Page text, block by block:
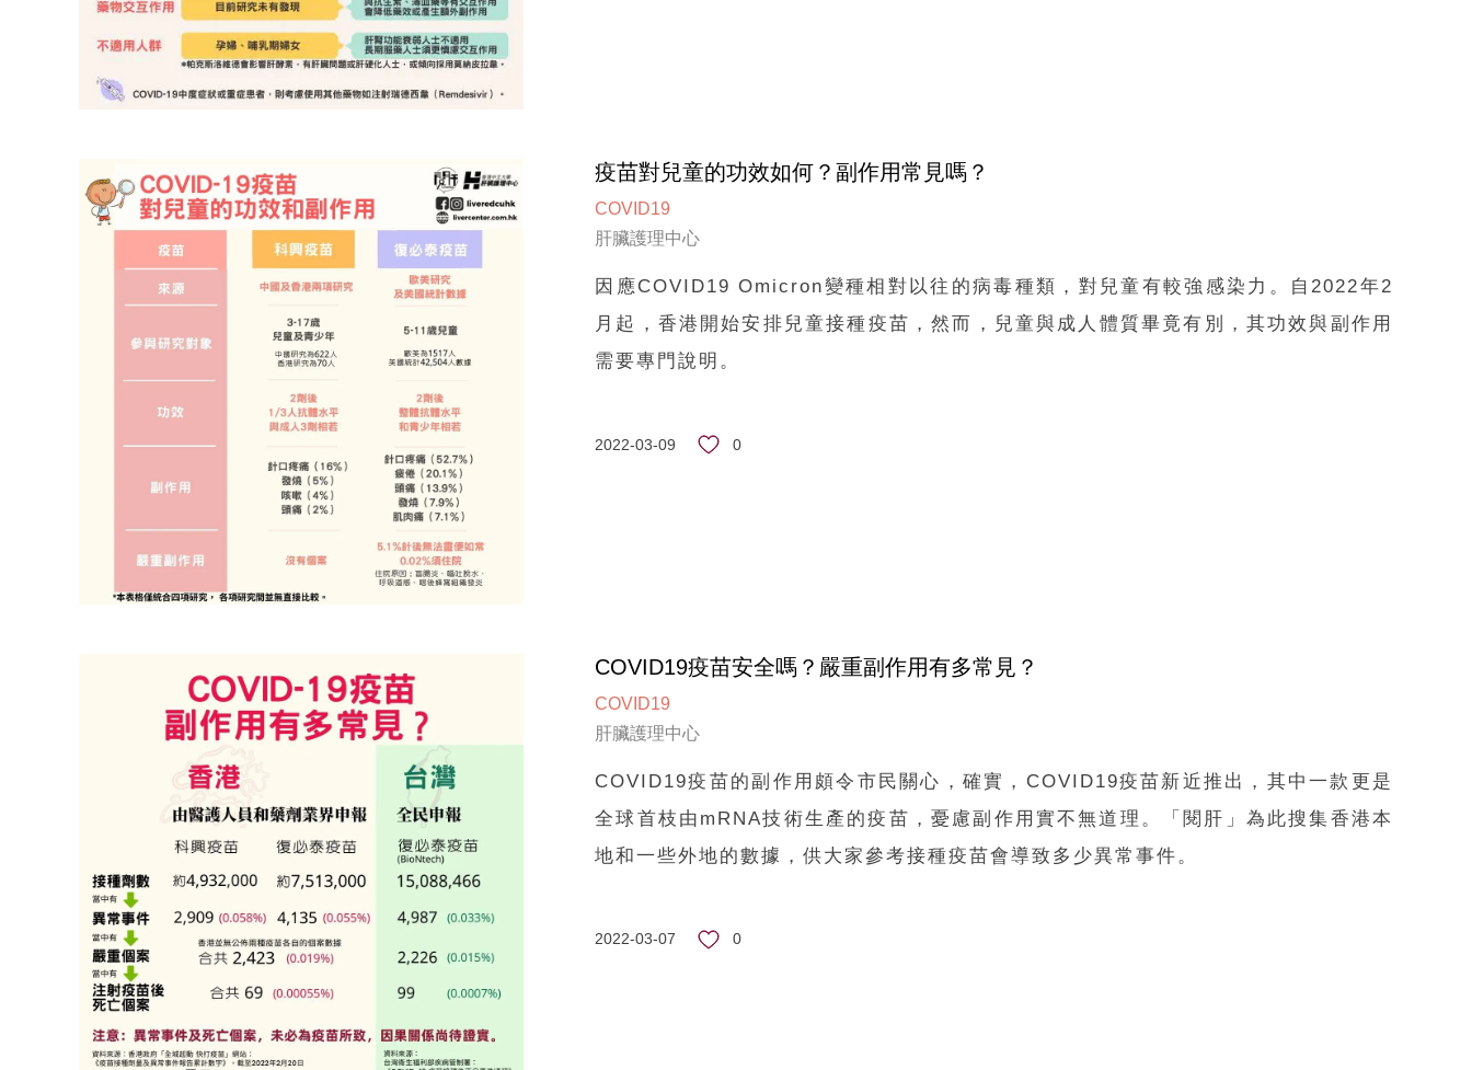
疫苗對兒童的功效如何？副作用常見嗎？
COVID19
肝臟護理中心
因應COVID19 Omicron變種相對以往的病毒種類，對兒童有較強感染力。自2022年2
月起，香港開始安排兒童接種疫苗，然而，兒童與成人體質畢竟有別，其功效與副作用
需要專門說明。
2022-03-09 0
COVID19疫苗安全嗎？嚴重副作用有多常見？
COVID19
肝臟護理中心
COVID19疫苗的副作用頗令市民關心，確實，COVID19疫苗新近推出，其中一款更是
全球首枝由mRNA技術生產的疫苗，憂慮副作用實不無道理。「閱肝」為此搜集香港本
地和一些外地的數據，供大家參考接種疫苗會導致多少異常事件。
2022-03-07 0